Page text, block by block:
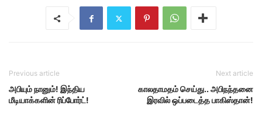
Previous article
அபியும் நானும்! இந்திய
மீடியாக்களின் ரிப்போர்ட்!
Next article
காலதாமதம் செய்து.. அபிநந்தனை
இரவில் ஒப்படைத்த பாகிஸ்தான்!